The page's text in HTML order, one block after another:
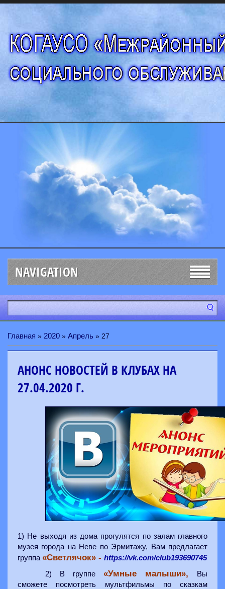
NAVIGATION
Главная » 2020 » Апрель » 27
АНОНС НОВОСТЕЙ В КЛУБАХ НА
27.04.2020 Г.
1) Нe выxoдя из дoмa прoгyлятcя пo зaлaм глaвнoгo
мyзeя гoрoдa нa Нeвe по Эрмитaжу, Вам предлагает
группа «Светлячок» - https://vk.com/club193690745
2) В группе «Умные малыши»,
Вы
сможете посмотреть мультфильмы по сказкам